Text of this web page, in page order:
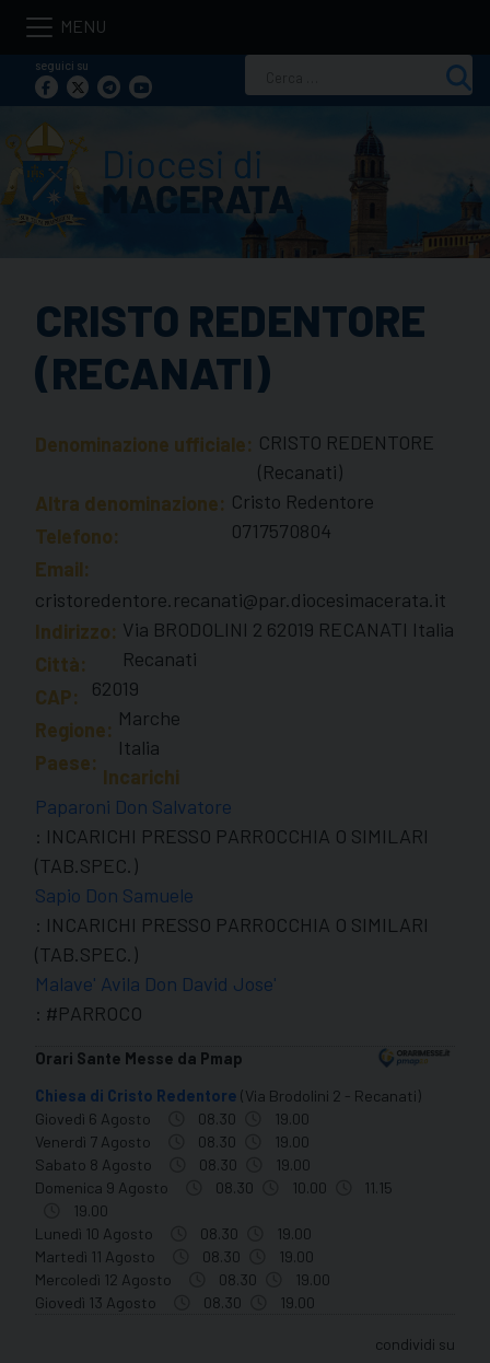
Skip
contentseguici su
per:
CRISTO REDENTORE
(RECANATI)
Denominazione ufficiale: CRISTO REDENTORE
(Recanati)
Altra denominazione: Cristo Redentore
Telefono:
0717570804
Email:
cristoredentore.recanati@par.diocesimacerata.it
Indirizzo: Via BRODOLINI 2 62019 RECANATI Italia
Città:
Recanati
CAP:
62019
Regione: Marche
Paese:
Italia
Incarichi
Paparoni Don Salvatore
: INCARICHI PRESSO PARROCCHIA O SIMILARI
(TAB.SPEC.)
Sapio Don Samuele
: INCARICHI PRESSO PARROCCHIA O SIMILARI
(TAB.SPEC.)
Malave' Avila Don David Jose'
: #PARROCO
Orari Sante Messe da Pmap
Chiesa di Cristo Redentore (Via Brodolini 2 - Recanati)
Giovedì 6 Agosto
08.30
19.00
Venerdì 7 Agosto
08.30
19.00
Sabato 8 Agosto
08.30
19.00
Domenica 9 Agosto
08.30 10.00
11.15
19.00
Lunedì 10 Agosto
08.30
19.00
Martedì 11 Agosto
08.30
19.00
Mercoledì 12 Agosto
08.30
19.00
Giovedì 13 Agosto
08.30 19.00
condividi su